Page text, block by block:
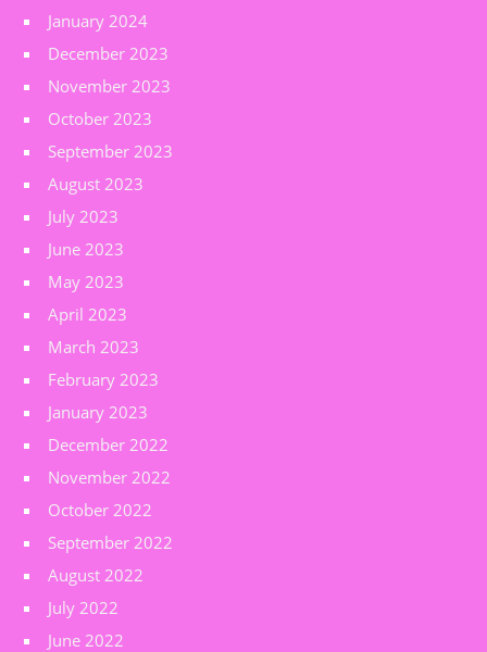
January 2024
December 2023
November 2023
October 2023
September 2023
August 2023
July 2023
June 2023
May 2023
April 2023
March 2023
February 2023
January 2023
December 2022
November 2022
October 2022
September 2022
August 2022
July 2022
June 2022